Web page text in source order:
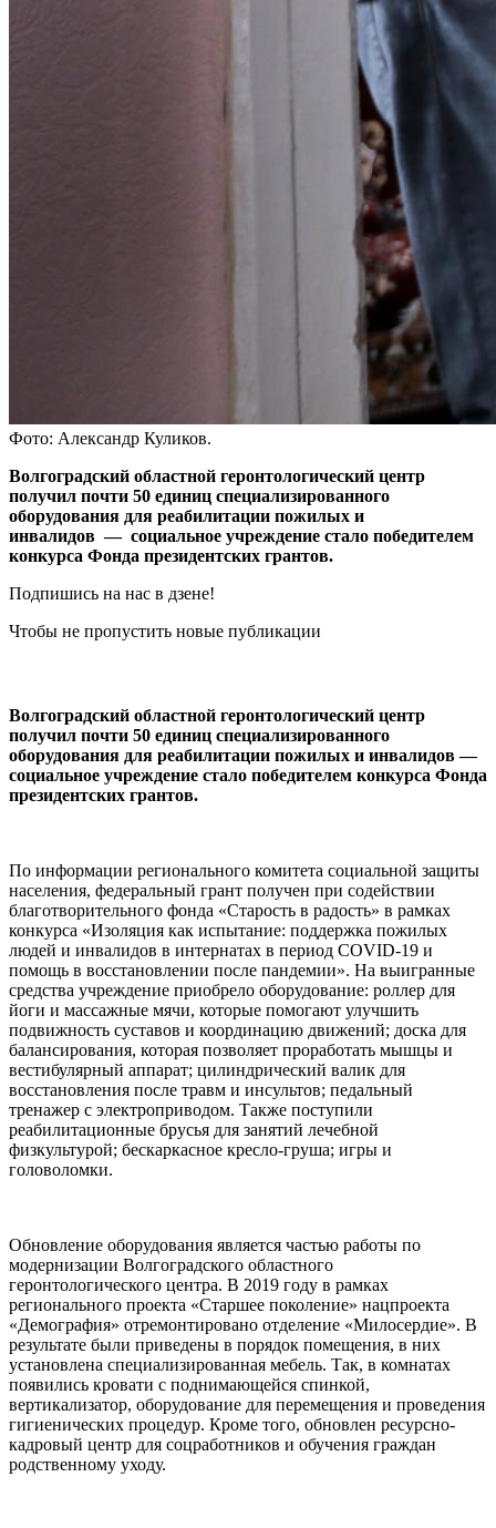
Фото: Александр Куликов.
Волгоградский областной геронтологический центр
получил почти 50 единиц специализированного
оборудования для реабилитации пожилых и
инвалидов — социальное учреждение стало победителем
конкурса Фонда президентских грантов.
Подпишись на нас в дзене!
Чтобы не пропустить новые публикации
Волгоградский областной геронтологический центр
получил почти 50 единиц специализированного
оборудования для реабилитации пожилых и инвалидов —
социальное учреждение стало победителем конкурса Фонда
президентских грантов.
По информации регионального комитета социальной защиты
населения, федеральный грант получен при содействии
благотворительного фонда «Старость в радость» в рамках
конкурса «Изоляция как испытание: поддержка пожилых
людей и инвалидов в интернатах в период COVID-19 и
помощь в восстановлении после пандемии». На выигранные
средства учреждение приобрело оборудование: роллер для
йоги и массажные мячи, которые помогают улучшить
подвижность суставов и координацию движений; доска для
балансирования, которая позволяет проработать мышцы и
вестибулярный аппарат; цилиндрический валик для
восстановления после травм и инсультов; педальный
тренажер с электроприводом. Также поступили
реабилитационные брусья для занятий лечебной
физкультурой; бескаркасное кресло-груша; игры и
головоломки.
Обновление оборудования является частью работы по
модернизации Волгоградского областного
геронтологического центра. В 2019 году в рамках
регионального проекта «Старшее поколение» нацпроекта
«Демография» отремонтировано отделение «Милосердие». В
результате были приведены в порядок помещения, в них
установлена специализированная мебель. Так, в комнатах
появились кровати с поднимающейся спинкой,
вертикализатор, оборудование для перемещения и проведения
гигиенических процедур. Кроме того, обновлен ресурсно-
кaдровый центр для соцработников и обучения граждан
родственному уходу.